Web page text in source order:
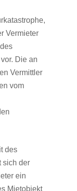
Vermieter
Die an
Vermittler
vom
des
sich der
ein
Mietobjekt